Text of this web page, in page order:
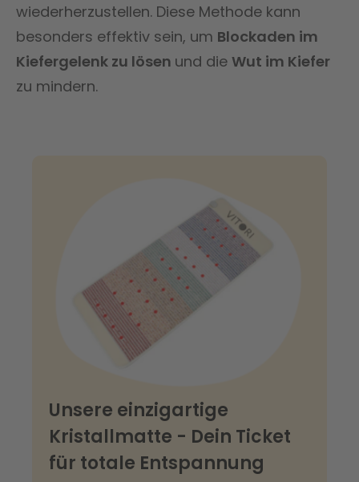
wiederherzustellen. Diese Methode kann
besonders effektiv sein, um Blockaden im
Kiefergelenk zu lösen und die Wut im Kiefer
zu mindern.
Unsere einzigartige
Kristallmatte - Dein Ticket
für totale Entspannung